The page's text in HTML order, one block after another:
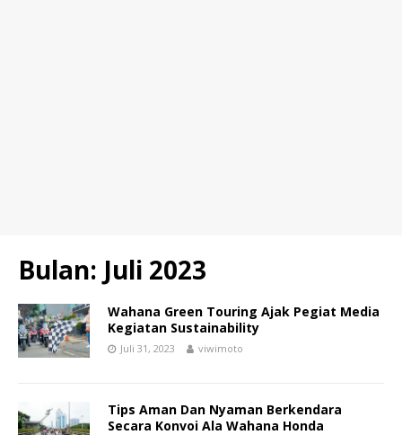
Bulan: Juli 2023
Wahana Green Touring Ajak Pegiat Media
Kegiatan Sustainability
Juli 31, 2023 viwimoto
Tips Aman Dan Nyaman Berkendara
Secara Konvoi Ala Wahana Honda